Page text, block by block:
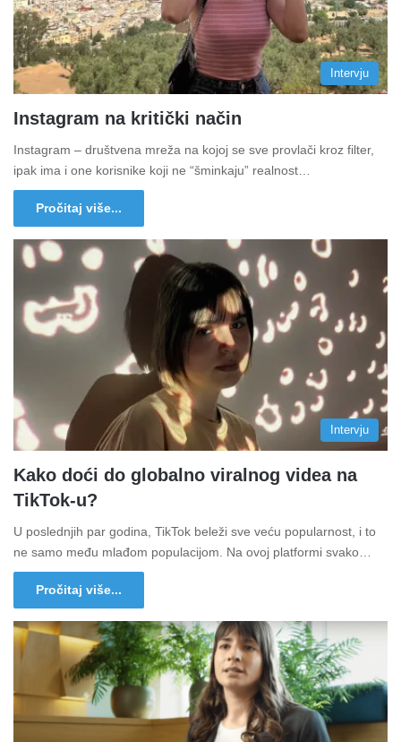
Intervju
Instagram na kritički način
Instagram – društvena mreža na kojoj se sve provlači kroz filter,
ipak ima i one korisnike koji ne “šminkaju” realnost…
Pročitaj više...
Intervju
Kako doći do globalno viralnog videa na
TikTok-u?
U poslednjih par godina, TikTok beleži sve veću popularnost, i to
ne samo među mlađom populacijom. Na ovoj platformi svako…
Pročitaj više...